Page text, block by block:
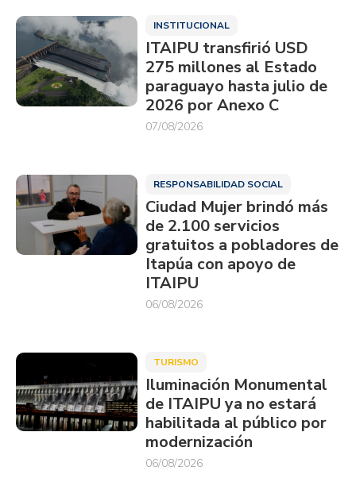
INSTITUCIONAL
ITAIPU transfirió USD
275 millones al Estado
paraguayo hasta julio de
2026 por Anexo C
07/08/2026
RESPONSABILIDAD SOCIAL
Ciudad Mujer brindó más
de 2.100 servicios
gratuitos a pobladores de
Itapúa con apoyo de
ITAIPU
06/08/2026
TURISMO
Iluminación Monumental
de ITAIPU ya no estará
habilitada al público por
modernización
06/08/2026